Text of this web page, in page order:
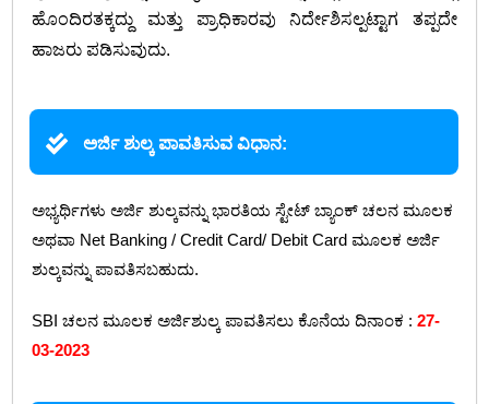
ಹೊಂದಿರತಕ್ಕದ್ದು ಮತ್ತು ಪ್ರಾಧಿಕಾರವು ನಿರ್ದೇಶಿಸಲ್ಪಟ್ಟಾಗ ತಪ್ಪದೇ
ಹಾಜರು ಪಡಿಸುವುದು.
ಅರ್ಜಿ ಶುಲ್ಕ ಪಾವತಿಸುವ ವಿಧಾನ:
ಅಭ್ಯರ್ಥಿಗಳು ಅರ್ಜಿ ಶುಲ್ಕವನ್ನು ಭಾರತಿಯ ಸ್ಟೇಟ್‌ ಬ್ಯಾಂಕ್‌ ಚಲನ ಮೂಲಕ
ಅಥವಾ Net Banking / Credit Card/ Debit Card ಮೂಲಕ ಅರ್ಜಿ
ಶುಲ್ಕವನ್ನು ಪಾವತಿಸಬಹುದು.
SBI ಚಲನ ಮೂಲಕ ಅರ್ಜಿಶುಲ್ಕ ಪಾವತಿಸಲು ಕೊನೆಯ ದಿನಾಂಕ : 27-
03-2023